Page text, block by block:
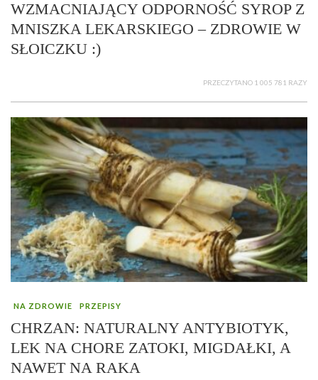
WZMACNIAJĄCY ODPORNOŚĆ SYROP Z
MNISZKA LEKARSKIEGO – ZDROWIE W
SŁOICZKU :)
PRZECZYTANO 1 005 781 RAZY
NA ZDROWIE PRZEPISY
CHRZAN: NATURALNY ANTYBIOTYK,
LEK NA CHORE ZATOKI, MIGDAŁKI, A
NAWET NA RAKA